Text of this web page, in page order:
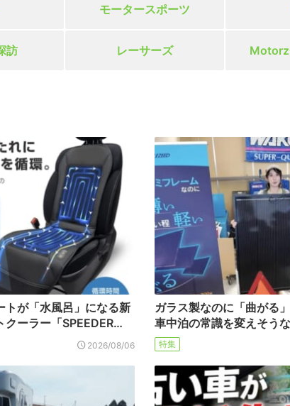
モータースポーツ
訪 レーサーズ Motorz
トが「水風呂」になる新
クーラー「SPEEDER…
2026/08/06
ガラス製なのに「曲がる
車中泊の常識を変えそう
特集